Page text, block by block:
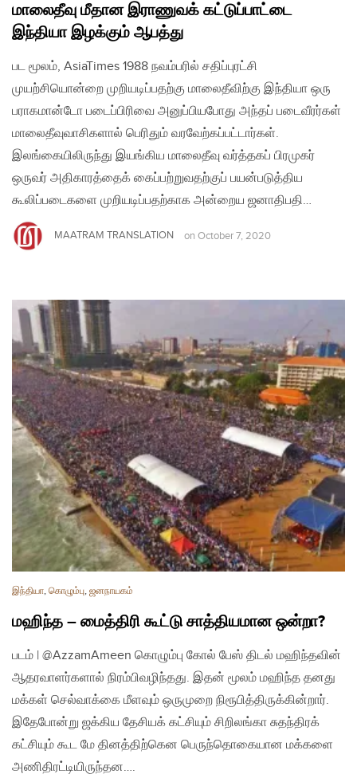
மாலைதீவு மீதான இராணுவக் கட்டுப்பாட்டை
இந்தியா இழக்கும் ஆபத்து
பட மூலம், AsiaTimes 1988 நவம்பரில் சதிப்புரட்சி
முயற்சியொன்றை முறியடிப்பதற்கு மாலைதீவிற்கு இந்தியா ஒரு
பராகமான்டோ படைப்பிரிவை அனுப்பியபோது அந்தப் படைவீரர்கள்
மாலைதீவுவாசிகளால் பெரிதும் வரவேற்கப்பட்டார்கள்.
இலங்கையிலிருந்து இயங்கிய மாலைதீவு வர்த்தகப் பிரமுகர்
ஒருவர் அதிகாரத்தைக் கைப்பற்றுவதற்குப் பயன்படுத்திய
கூலிப்படைகளை முறியடிப்பதற்காக அன்றைய ஜனாதிபதி…
MAATRAM TRANSLATION on October 7, 2020
இந்தியா, கொழும்பு, ஜனநாயகம்
மஹிந்த – மைத்திரி கூட்டு சாத்தியமான ஒன்றா?
படம் | @AzzamAmeen கொழும்பு கோல் பேஸ் திடல் மஹிந்தவின்
ஆதரவாளர்களால் நிரம்பிவழிந்தது. இதன் மூலம் மஹிந்த தனது
மக்கள் செல்வாக்கை மீளவும் ஒருமுறை நிரூபித்திருக்கின்றார்.
இதேபோன்று ஜக்கிய தேசியக் கட்சியும் சிறிலங்கா சுதந்திரக்
கட்சியும் கூட மே தினத்திற்கென பெருந்தொகையான மக்களை
அணிதிரட்டியிருந்தன….